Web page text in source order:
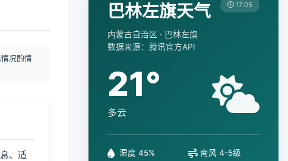
况酌情
、适
巴林左旗天气
内蒙古自治区 · 巴林左旗
数据来源：腾讯官方API
17:05
21°
多云
湿度 45% 南风 4-5级